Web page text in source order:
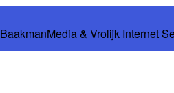
BaakmanMedia& Vrolijk Internet